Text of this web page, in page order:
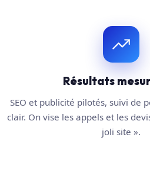
Résultats
SEO et publicité pilotés, suivi de
clair. On vise les appels et les
joli site ».